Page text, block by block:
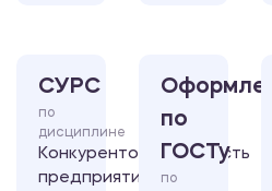
СУРС
по
дисциплине
Конкурентоспособность
предприятий
по
ГОСТу
по